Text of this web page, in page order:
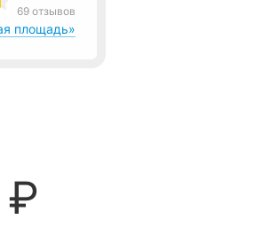
69 отзывов
площадь»
₽